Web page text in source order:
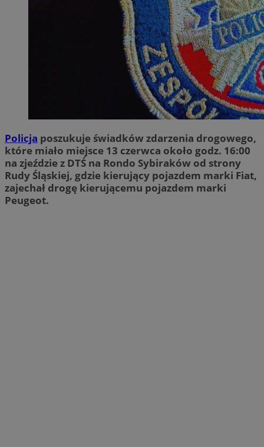
Policja poszukuje świadków zdarzenia drogowego,
które miało miejsce 13 czerwca około godz. 16:00
na zjeździe z DTŚ na Rondo Sybiraków od strony
Rudy Śląskiej, gdzie kierujący pojazdem marki Fiat,
zajechał drogę kierującemu pojazdem marki
Peugeot.